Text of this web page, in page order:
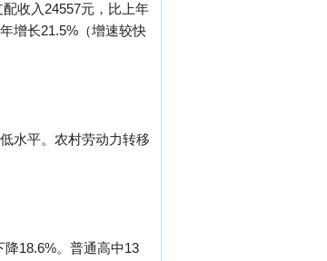
收入24557元，比上年
增长21.5%（增速较快
水平。农村劳动力转移
18.6%。普通高中13